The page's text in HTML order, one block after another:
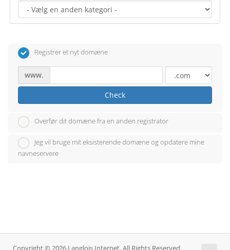
Registrer et nyt domæne
www.
Check
Overfør dit domæne fra en anden registrator
Jeg vil bruge mit eksisterende domæne og opdatere mine
navneservere
Copyright © 2026 Langlois Internet. All Rights Reserved.